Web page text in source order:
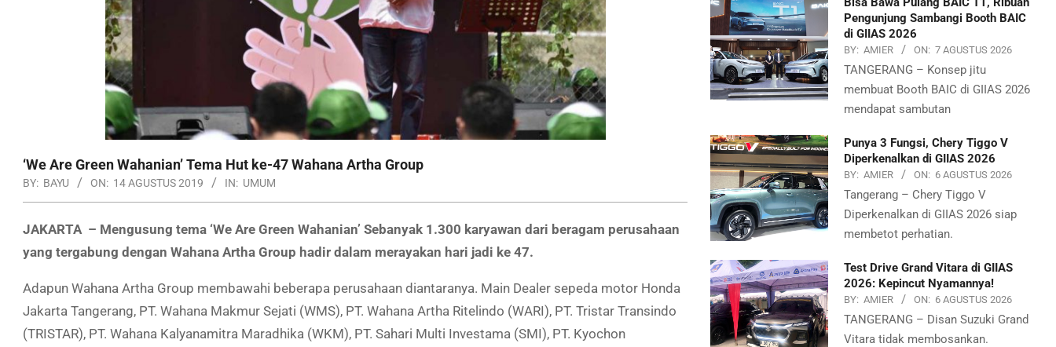
‘We Are Green Wahanian’ Tema Hut ke-47 Wahana Artha Group
BY: BAYU ON: 14 AGUSTUS 2019 IN: UMUM
JAKARTA – Mengusung tema ‘We Are Green Wahanian’ Sebanyak 1.300 karyawan dari beragam perusahaan
yang tergabung dengan Wahana Artha Group hadir dalam merayakan hari jadi ke 47.
Adapun Wahana Artha Group membawahi beberapa perusahaan diantaranya. Main Dealer sepeda motor Honda
Jakarta Tangerang, PT. Wahana Makmur Sejati (WMS), PT. Wahana Artha Ritelindo (WARI), PT. Tristar Transindo
(TRISTAR), PT. Wahana Kalyanamitra Maradhika (WKM), PT. Sahari Multi Investama (SMI), PT. Kyochon
Pengunjung Sambangi Booth BAIC
di GIIAS 2026
BY: AMIER ON: 7 AGUSTUS 2026
TANGERANG – Konsep jitu
membuat Booth BAIC di GIIAS 2026
mendapat sambutan
Punya 3 Fungsi, Chery Tiggo V
Diperkenalkan di GIIAS 2026
BY: AMIER ON: 6 AGUSTUS 2026
Tangerang – Chery Tiggo V
Diperkenalkan di GIIAS 2026 siap
membetot perhatian.
Test Drive Grand Vitara di GIIAS
2026: Kepincut Nyamannya!
BY: AMIER ON: 6 AGUSTUS 2026
TANGERANG – Disan Suzuki Grand
Vitara tidak membosankan.